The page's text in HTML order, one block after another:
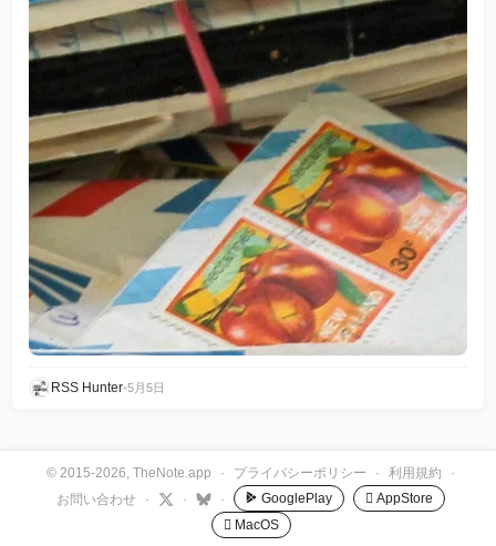
RSS Hunter•5月5日
© 2015-2026, TheNote.app · プライバシーポリシー · 利用規約
·
お問い合わせ
· · · GooglePlay
 AppStore
 MacOS